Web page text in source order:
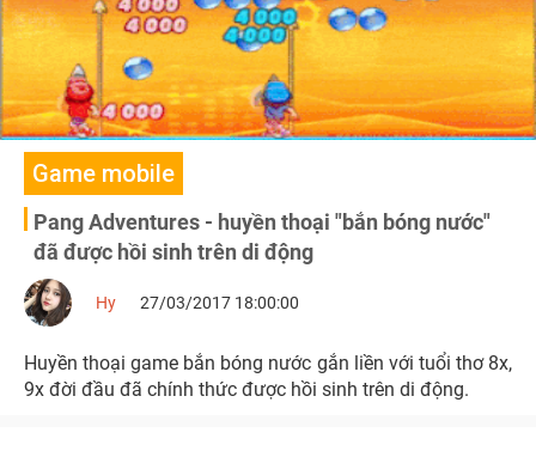
Game mobile
Pang Adventures - huyền thoại "bắn bóng nước"
đã được hồi sinh trên di động
Hy 27/03/2017 18:00:00
Huyền thoại game bắn bóng nước gắn liền với tuổi thơ 8x,
9x đời đầu đã chính thức được hồi sinh trên di động.